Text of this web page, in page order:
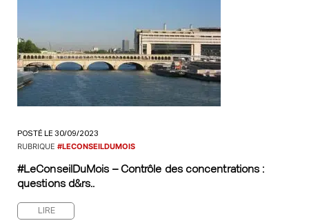
POSTÉ LE 30/09/2023
RUBRIQUE #LECONSEILDUMOIS
#LeConseilDuMois – Contrôle des concentrations :
questions d&rs..
LIRE